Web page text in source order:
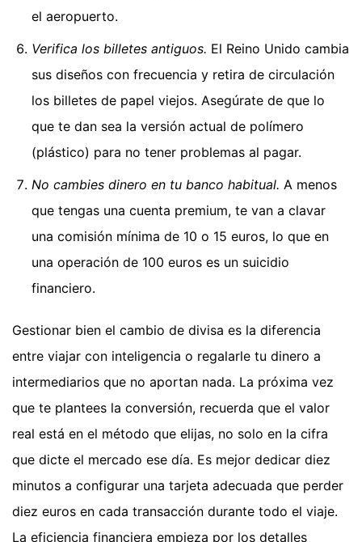
el aeropuerto.
Verifica los billetes antiguos. El Reino Unido cambia
sus diseños con frecuencia y retira de circulación
los billetes de papel viejos. Asegúrate de que lo
que te dan sea la versión actual de polímero
(plástico) para no tener problemas al pagar.
No cambies dinero en tu banco habitual. A menos
que tengas una cuenta premium, te van a clavar
una comisión mínima de 10 o 15 euros, lo que en
una operación de 100 euros es un suicidio
financiero.
Gestionar bien el cambio de divisa es la diferencia
entre viajar con inteligencia o regalarle tu dinero a
intermediarios que no aportan nada. La próxima vez
que te plantees la conversión, recuerda que el valor
real está en el método que elijas, no solo en la cifra
que dicte el mercado ese día. Es mejor dedicar diez
minutos a configurar una tarjeta adecuada que perder
diez euros en cada transacción durante todo el viaje.
La eficiencia financiera empieza por los detalles